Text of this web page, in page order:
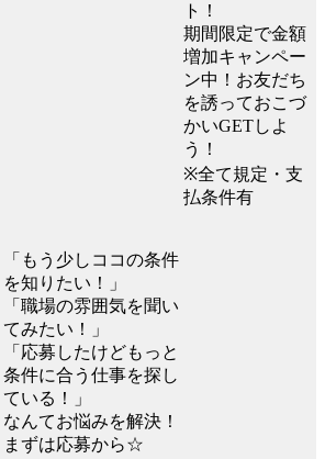
ト！
期間限定で金額
増加キャンペー
ン中！お友だち
を誘っておこづ
かいGETしよ
う！
※全て規定・支
払条件有
「もう少しココの条件
を知りたい！」
「職場の雰囲気を聞い
てみたい！」
「応募したけどもっと
条件に合う仕事を探し
ている！」
なんてお悩みを解決！
まずは応募から☆